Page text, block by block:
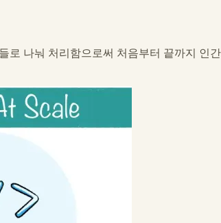
로 나눠 처리함으로써 처음부터 끝까지 인